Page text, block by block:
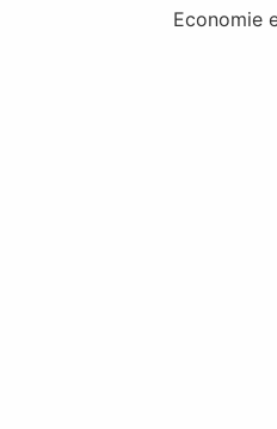
Economie